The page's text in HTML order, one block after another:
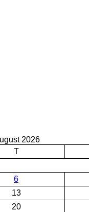
2026
T
6
13
20